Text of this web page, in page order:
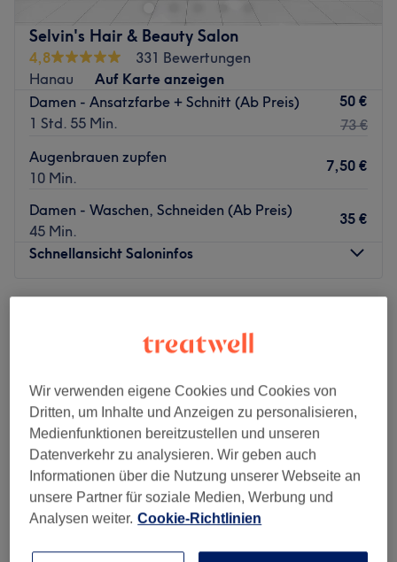
Selvin's Hair & Beauty Salon
4,8
331 Bewertungen
Hanau
Auf Karte anzeigen
Damen - Ansatzfarbe + Schnitt (Ab Preis)
1 Std. 55 Min.
50 €
73 €
Augenbrauen zupfen
10 Min.
7,50 €
Damen - Waschen, Schneiden (Ab Preis)
45 Min.
35 €
Schnellansicht Saloninfos
Montag
Geschlossen
Freitag
09:00– 18:00
Samstag
09:00–18:00
Sonntag
Geschlossen
Fehlt dem Haar der passende Schnitt oder ein tolles
Styling, der Haut der richtige Glow zum Strahlen und
auch dein Körper könnte mal wieder eine Auszeit
in der Hirschstraße 4 bist du bestens aufgehoben. Buch
Wir verwenden eigene Cookies und Cookies von
Dritten, um Inhalte und Anzeigen zu personalisieren,
Medienfunktionen bereitzustellen und unseren
Datenverkehr zu analysieren. Wir geben auch
Informationen über die Nutzung unserer Webseite an
unsere Partner für soziale Medien, Werbung und
Analysen weiter. Cookie-Richtlinien